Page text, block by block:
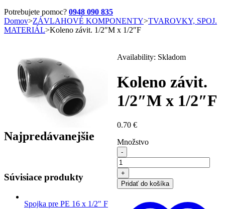
Potrebujete pomoc? 0948 090 835
Domov>ZÁVLAHOVÉ KOMPONENTY>TVAROVKY, SPOJ.
MATERIÁL>Koleno závit. 1/2″M x 1/2″F
Availability: Skladom
Koleno závit.
1/2″M x 1/2″F
0.70 €
Množstvo
množstvo
Koleno
závit.
1/2"M
x
Pridať do košíka
Najpredávanejšie
Súvisiace produkty
Spojka pre PE 16 x 1/2" F